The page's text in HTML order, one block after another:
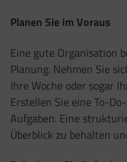
Planen Sie im Voraus
Eine gute Organisation
Planung. Nehmen Sie
Ihre Woche oder sogar
Erstellen Sie eine To-
Aufgaben. Eine
Überblick zu behalten